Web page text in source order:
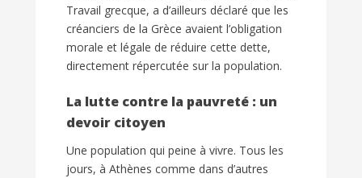
Travail grecque, a d’ailleurs déclaré que les
créanciers de la Grèce avaient l’obligation
morale et légale de réduire cette dette,
directement répercutée sur la population.
La lutte contre la pauvreté : un
devoir citoyen
Une population qui peine à vivre. Tous les
jours, à Athènes comme dans d’autres